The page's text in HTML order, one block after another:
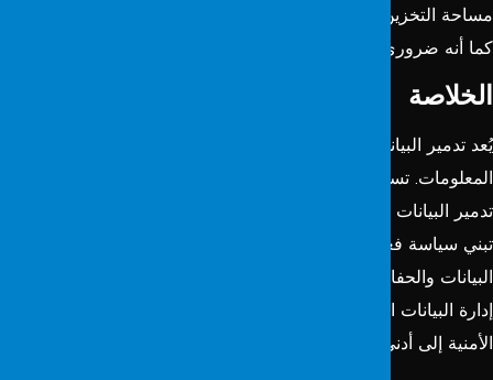
التخزين بفعالية، ويعزز أمن البيانات، ويحمي سمعة المنظمة.
أنه ضروري للحفاظ على استمرارية الأعمال ودعم إدارة السمعة.
تدمير البيانات الآمن عنصراً أساسياً في استراتيجيات أمن
البيانات بشكل فعال وسريع وموثوق. بالنسبة للمؤسسات، يعد
سياسة فعالة لتدمير البيانات الآمن أمراً ضرورياً لضمان أمن
والحفاظ على السمعة والامتثال للأنظمة القانونية. من خلال
البيانات الحالية والقديمة بشكل صحيح، يمكن تقليل المخاطر
إلى أدنى حد.